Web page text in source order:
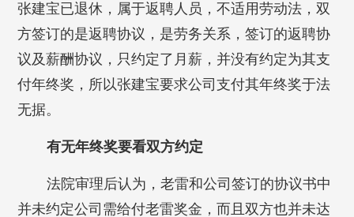
张建宝已退休，属于返聘人员，不适用劳动法，双
方签订的是返聘协议，是劳务关系，签订的返聘协
议及薪酬协议，只约定了月薪，并没有约定为其支
付年终奖，所以张建宝要求公司支付其年终奖于法
无据。
有无年终奖要看双方约定
法院审理后认为，老雷和公司签订的协议书中
并未约定公司需给付老雷奖金，而且双方也并未达